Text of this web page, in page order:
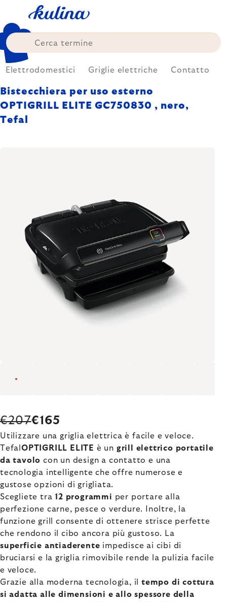
content
Elettrodomestici Griglie elettriche Contatto
Bistecchiera per uso esterno
OPTIGRILL ELITE GC750830 , nero,
Tefal
€207€165
Utilizzare una griglia elettrica è facile e veloce.
Tefal OPTIGRILL ELITE è un grill elettrico portatile
da tavolo con un design a contatto e una
tecnologia intelligente che offre numerose e
gustose opzioni di grigliata.
Scegliete tra12 programmi per portare alla
perfezione carne, pesce o verdure. Inoltre, la
funzione grill consente di ottenere strisce perfette
che rendono il cibo ancora più gustoso. La
superficie antiaderente impedisce ai cibi di
bruciarsi e la griglia rimovibile rende la pulizia facile
e veloce.
Grazie alla moderna tecnologia, il tempo di cottura
si adatta alle dimensioni e allo spessore della